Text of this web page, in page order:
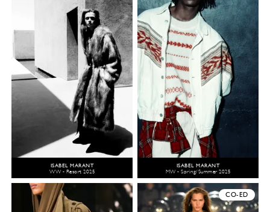
ISABEL MARANT
WW - Resort 2025
ISABEL MARANT
MW - Spring/Summer 2025
CO-ED